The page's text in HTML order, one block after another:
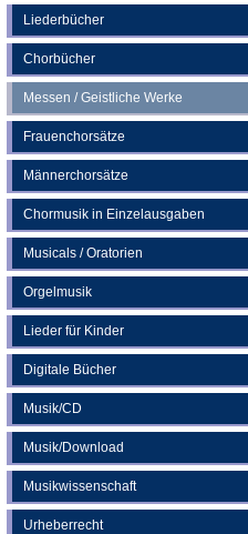
Liederbücher
Chorbücher
Messen / Geistliche Werke
Frauenchorsätze
Männerchorsätze
Chormusik in Einzelausgaben
Musicals / Oratorien
Orgelmusik
Lieder für Kinder
Digitale Bücher
Musik/CD
Musik/Download
Musikwissenschaft
Urheberrecht